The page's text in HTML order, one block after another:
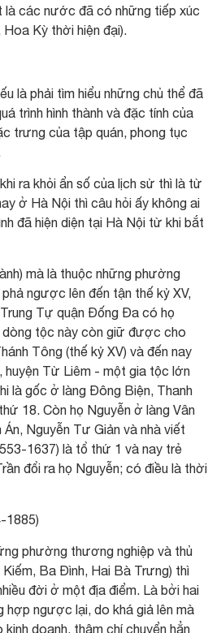
là các nước đã có những tiếp xúc
Kỳ thời hiện đại).
là phải tìm hiểu những chủ thể đã
trình hình thành và đặc tính của
trưng của tập quán, phong tục
ra khỏi ẩn số của lịch sử thì là từ
ở Hà Nội thì câu hỏi ấy không ai
đã hiện diện tại Hà Nội từ khi bắt
mà là thuộc những phường
ngược lên đến tận thế kỷ XV,
Tự quận Đống Đa có họ
dòng tộc này còn giữ được cho
Tông (thế kỷ XV) và đến nay
huyện Từ Liêm - một gia tộc lớn
là gốc ở làng Đông Biện, Thanh
18. Còn họ Nguyễn ở làng Vân
Nguyễn Tư Giản và nhà viết
1637) là tổ thứ 1 và nay trẻ
đổi ra họ Nguyễn; có điều là thời
1885)
phường thương nghiệp và thủ
Ba Đình, Hai Bà Trưng) thì
đời ở một địa điểm. Là bởi hai
ngược lại, do khá giả lên mà
doanh, thậm chí chuyển hẳn